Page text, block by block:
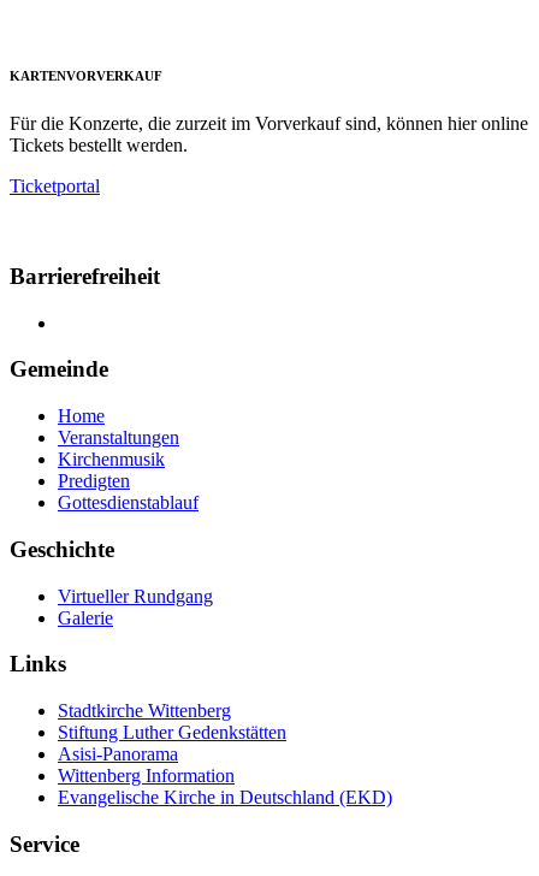
KARTENVORVERKAUF
Für die Konzerte, die zurzeit im Vorverkauf sind, können hier online
Tickets bestellt werden.
Ticketportal
Barrierefreiheit
Gemeinde
Home
Veranstaltungen
Kirchenmusik
Predigten
Gottesdienstablauf
Geschichte
Virtueller Rundgang
Galerie
Links
Stadtkirche Wittenberg
Stiftung Luther Gedenkstätten
Asisi-Panorama
Wittenberg Information
Evangelische Kirche in Deutschland (EKD)
Service